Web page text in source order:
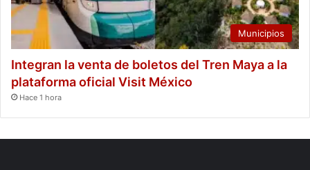
Municipios
Integran la venta de boletos del Tren Maya a la
plataforma oficial Visit México
Hace 1 hora